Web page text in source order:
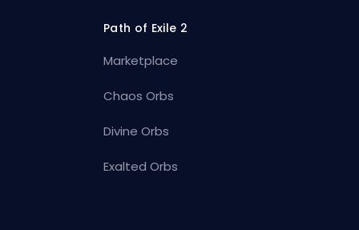
Path of Exile 2
Marketplace
Chaos Orbs
Divine Orbs
Exalted Orbs